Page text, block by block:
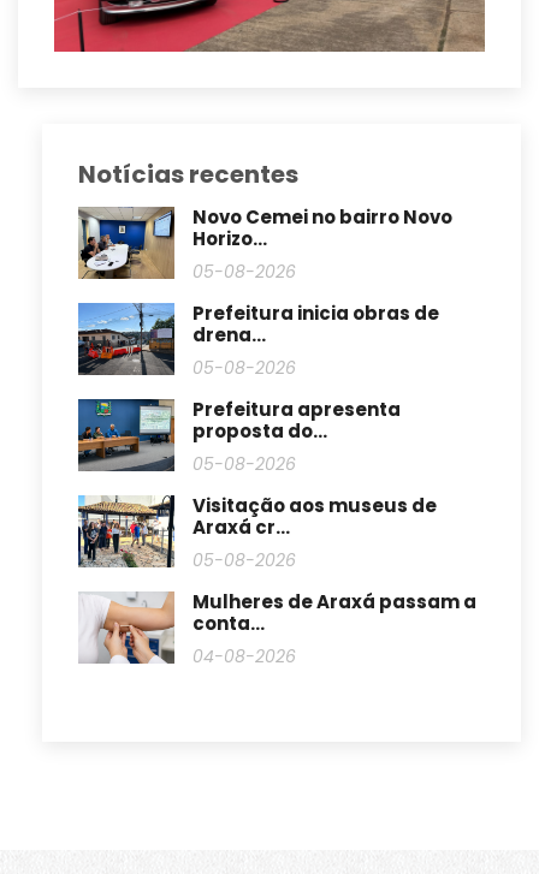
Notícias recentes
Novo Cemei no bairro Novo
Horizo...
05-08-2026
Prefeitura inicia obras de
drena...
05-08-2026
Prefeitura apresenta
proposta do...
05-08-2026
Visitação aos museus de
Araxá cr...
05-08-2026
Mulheres de Araxá passam a
conta...
04-08-2026